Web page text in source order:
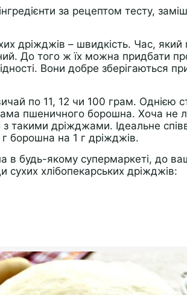
за рецептом тесту,
дріжджів – швидкість. Час,
До того ж їх можна придбати
Вони добре зберігаються
по 11, 12 чи 100 грам. Однією
пшеничного борошна. Хоча не
з такими дріжджами. Ідеальне
борошна на 1 г дріжджів.
в будь-якому супермаркеті, до
сухих хлібопекарських дріжджів: